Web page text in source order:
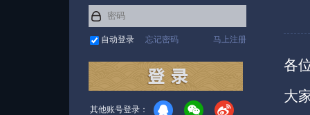
自动登录 忘记密码
其他账号登录：
马上注册
各
大